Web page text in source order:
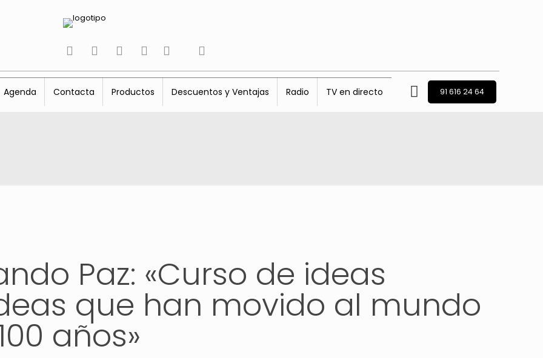
tiktokfacebook
instagram
TwitterYoutubeTelegram
whatsapp
Agenda Contacta Productos Descuentos y Ventajas Radio TV en directo 91 616 24 64
Paz: «Curso de ideas
que han movido al mundo
años»